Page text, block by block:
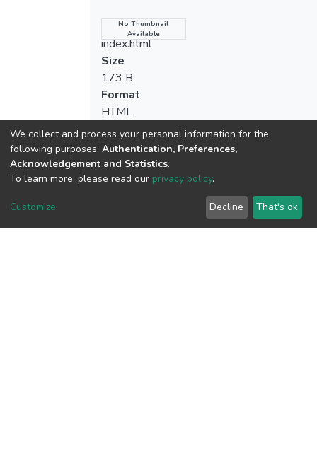
對凝聚力中的團隊適應產生完全中介的效
果。結論：教練本身的行為不僅對於團隊凝
聚力有直接的影響，同時也會透過教練與選
手之間的關係，產生間接的效果。未來研究
建議，結合多層面的教練領導行為理論，進
一步探討有關教練-選手關係所扮演的角
色。
No Thumbnail
Available
Name
index.html
Size
173 B
Format
HTML
Checksum
We collect and process your personal information for the
following purposes: Authentication, Preferences,
Acknowledgement and Statistics.
To learn more, please read our privacy policy.
Customize Decline That's ok